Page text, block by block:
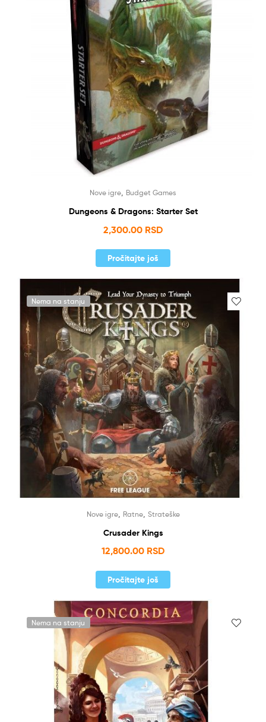
Nove igre Budget Games
Dungeons & Dragons: Starter Set
2,300.00 RSD
Pročitajte još
Nema na stanju
Nove igre, Ratne, Strateške
Crusader Kings
12,800.00 RSD
Pročitajte još
Nema na stanju